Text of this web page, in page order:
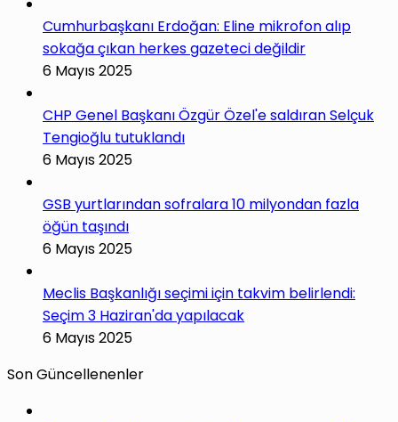
Cumhurbaşkanı Erdoğan: Eline mikrofon alıp
sokağa çıkan herkes gazeteci değildir
6 Mayıs 2025
CHP Genel Başkanı Özgür Özel'e saldıran Selçuk
Tengioğlu tutuklandı
6 Mayıs 2025
GSB yurtlarından sofralara 10 milyondan fazla
öğün taşındı
6 Mayıs 2025
Meclis Başkanlığı seçimi için takvim belirlendi:
Seçim 3 Haziran'da yapılacak
6 Mayıs 2025
Son Güncellenenler